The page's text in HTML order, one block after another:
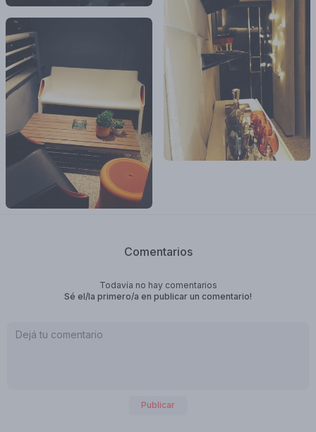
Comentarios
Todavía no hay comentarios
Sé el/la primero/a en publicar un comentario!
Publicar